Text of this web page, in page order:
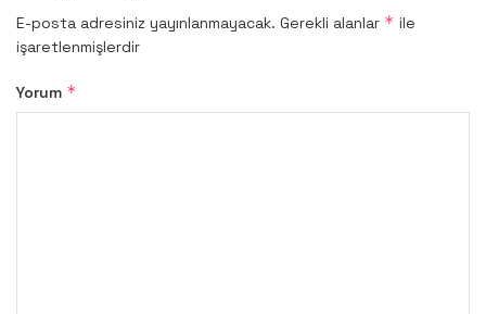
E-posta adresiniz yayınlanmayacak. Gerekli alanlar * ile
işaretlenmişlerdir
Yorum *